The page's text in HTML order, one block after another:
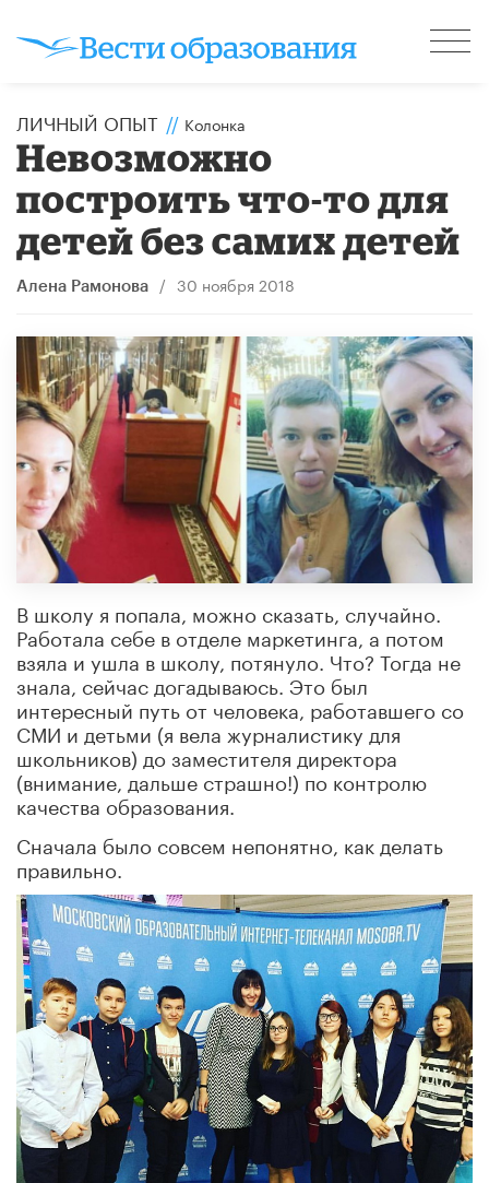
ЛИЧНЫЙ ОПЫТ // Колонка
Невозможно
построить что-то для
детей без самих детей
Алена Рамонова / 30 ноября 2018
В школу я попала, можно сказать, случайно.
Работала себе в отделе маркетинга, а потом
взяла и ушла в школу, потянуло. Что? Тогда не
знала, сейчас догадываюсь. Это был
интересный путь от человека, работавшего со
СМИ и детьми (я вела журналистику для
школьников) до заместителя директора
(внимание, дальше страшно!) по контролю
качества образования.
Сначала было совсем непонятно, как делать
правильно.